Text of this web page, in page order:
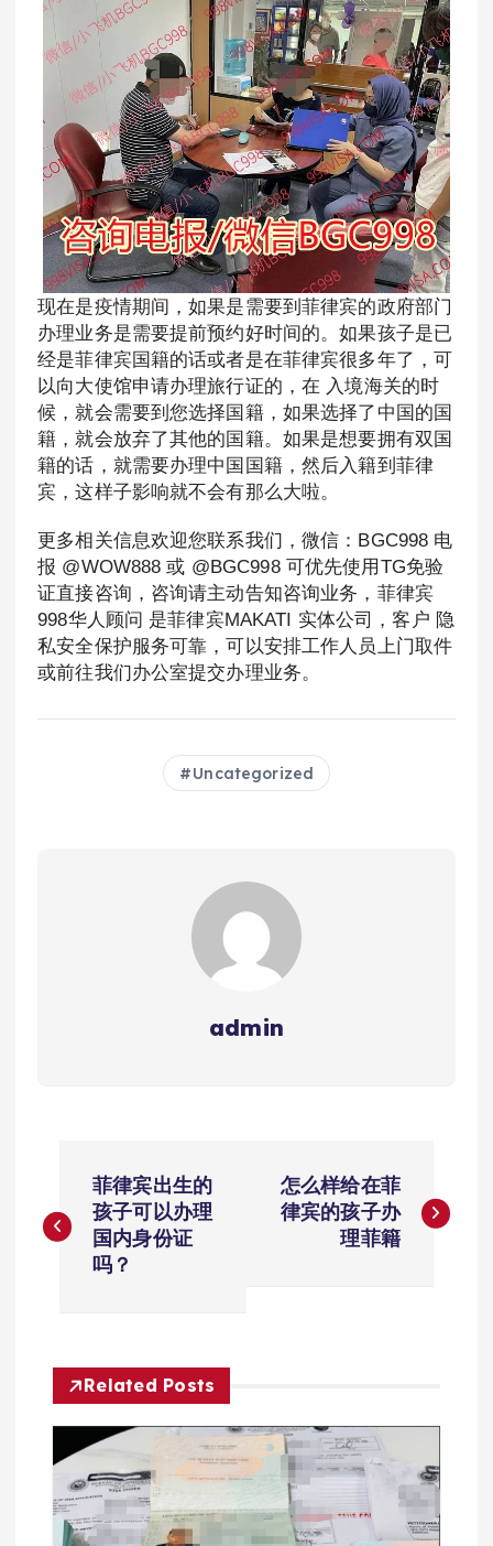
现在是疫情期间，如果是需要到菲律宾的政府部门
办理业务是需要提前预约好时间的。如果孩子是已
经是菲律宾国籍的话或者是在菲律宾很多年了，可
以向大使馆申请办理旅行证的，在 入境海关的时
候，就会需要到您选择国籍，如果选择了中国的国
籍，就会放弃了其他的国籍。如果是想要拥有双国
籍的话，就需要办理中国国籍，然后入籍到菲律
宾，这样子影响就不会有那么大啦。
更多相关信息欢迎您联系我们，微信：BGC998 电
报 @WOW888 或 @BGC998 可优先使用TG免验
证直接咨询，咨询请主动告知咨询业务，菲律宾
998华人顾问 是菲律宾MAKATI 实体公司，客户 隐
私安全保护服务可靠，可以安排工作人员上门取件
或前往我们办公室提交办理业务。
Uncategorized
admin
章
菲律宾出生的
孩子可以办理
国内身份证
吗？
怎么样给在菲
律宾的孩子办
理菲籍
Related Posts